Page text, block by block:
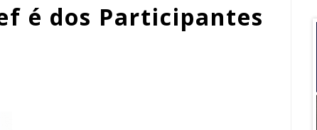
é dos Participantes